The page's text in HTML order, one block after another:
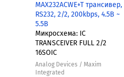
MAX232ACWE+T трансивер,
RS232, 2/2, 200kbps, 4.5В ~
5.5В
Микросхема: IC
TRANSCEIVER FULL 2/2
16SOIC
Analog Devices / Maxim
Integrated